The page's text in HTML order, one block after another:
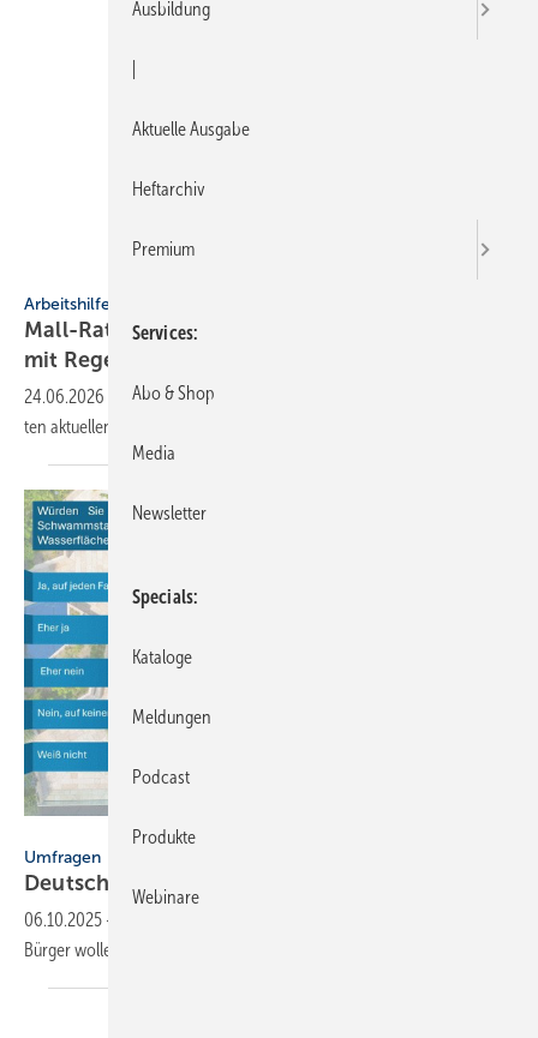
Arbeitshilfe
Mall-Ratgeber für den zeit­ge­mä­ßen Um­gang
mit Regen­wasser
24.06.2026
Der Mall-Ratgeber Regenwasser be­leuch­tet die wich­tigs­
ten aktuel­len As­pek­te des
Umfragen
Deutschland will die
06.10.2025 -
Bürger wollen mehr Grün, Blau und Wasserrückhalt in den
Ausbildung
Aktuelle Ausgabe
Heftarchiv
Premium
Services
Abo & Shop
Media
Newsletter
Specials
Kataloge
Meldungen
Podcast
Produkte
Webinare